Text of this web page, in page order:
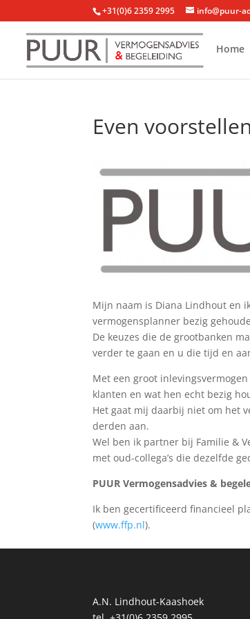
+31(0)6 2359 2995 info@puur-
Home
Even voorstellen
Mijn naam is Diana Lindhout en
vermogensplanner bezig
De keuzes die de grootbanken
verder te gaan en u die tijd en
Met een groot
klanten en wat hen echt bezig
Het gaat mij daarbij niet om het
derden aan.
Wel ben ik partner bij Familie &
met oud-collega’s die dezelfde
PUUR Vermogensadvies &
Ik ben gecertificeerd financieel
(www.ffp.nl).
A.N. Lindhout-Kaashoek